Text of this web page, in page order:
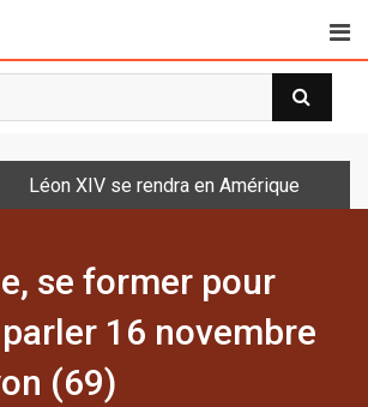
Léon XIV se rendra en Amérique latine à
se former pour
16 novembre
(69)